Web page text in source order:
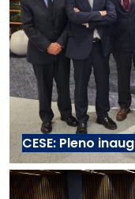
CESE: Pleno